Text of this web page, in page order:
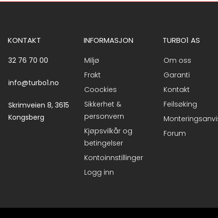
KONTAKT
32 76 70 00
info@turbo1.no
Skrimveien 8, 3615
Kongsberg
INFORMASJON
Miljø
Frakt
Coockies
Sikkerhet &
personvern
Kjøpsvilkår og
betingelser
Kontoinnstillinger
Logg inn
TURBO1 AS
Om oss
Garanti
Kontakt
Feilsøking
Forum